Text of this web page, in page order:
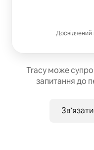
Досвідчений
Tracy може
запитання до